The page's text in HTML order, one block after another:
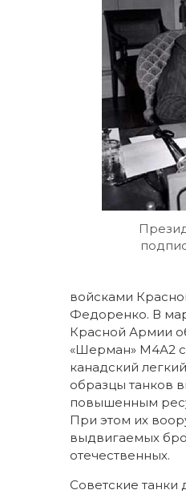
войсками
Федоренко. В
Красной Армии
«Шерман» М4А2
канадский
образцы танков
повышенным
При этом их
выдвигаемых
отечественных.
Советские танки